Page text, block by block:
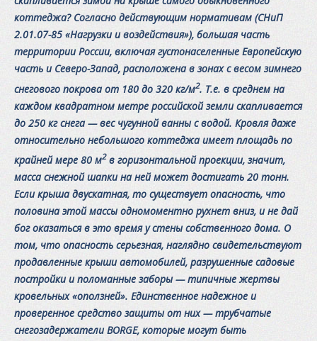
коттеджа? Согласно действующим нормативам (СНиП
2.01.07-85 «Нагрузки и воздействия»), большая часть
территории России, включая густонаселенные Европейскую
часть и Северо-Запад, расположена в зонах с весом зимнего
снегового покрова от 180 до 320 кг/м2. Т.е. в среднем на
каждом квадратном метре российской земли скапливается
до 250 кг снега — вес чугунной ванны с водой. Кровля даже
относительно небольшого коттеджа имеет площадь по
крайней мере 80 м2в горизонтальной проекции, значит,
масса снежной шапки на ней может достигать 20 тонн.
Если крыша двускатная, то существует опасность, что
половина этой массы одномоментно рухнет вниз, и не дай
бог оказаться в это время у стены собственного дома. О
том, что опасность серьезная, наглядно свидетельствуют
продавленные крыши автомобилей, разрушенные садовые
постройки и поломанные заборы — типичные жертвы
кровельных «оползней». Единственное надежное и
проверенное средство защиты от них — трубчатые
снегозадержателиBORGE, которые могут быть